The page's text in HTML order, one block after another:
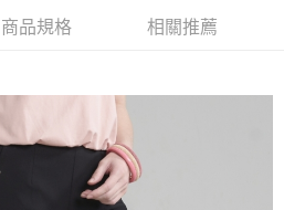
，訂單成立後會自動跳轉到大哥付的交易
認交易或遇審核未通過，訂單將自動取
，表示未達大哥付你分期系統評分，恕無
哥付你分期」於每月結算日後寄送繳費提
卡、不需儲值。
證，即可結帳。
再付款。
以上)免運費
商品規格 相關推薦